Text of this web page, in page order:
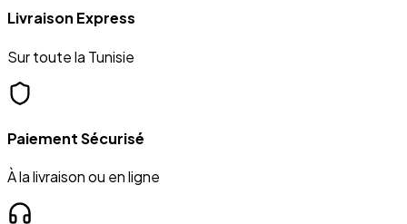
Livraison Express
Sur toute la Tunisie
Paiement Sécurisé
À la livraison ou en ligne